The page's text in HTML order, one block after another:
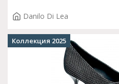
Danilo Di Lea
Коллекция 2025